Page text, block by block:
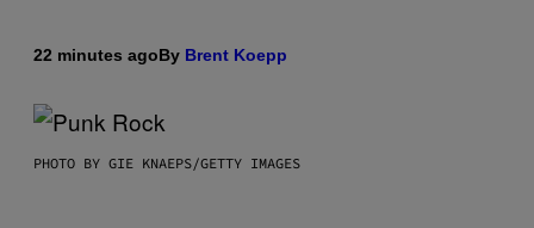
22 minutes agoBy Brent Koepp
PHOTO BY GIE KNAEPS/GETTY IMAGES